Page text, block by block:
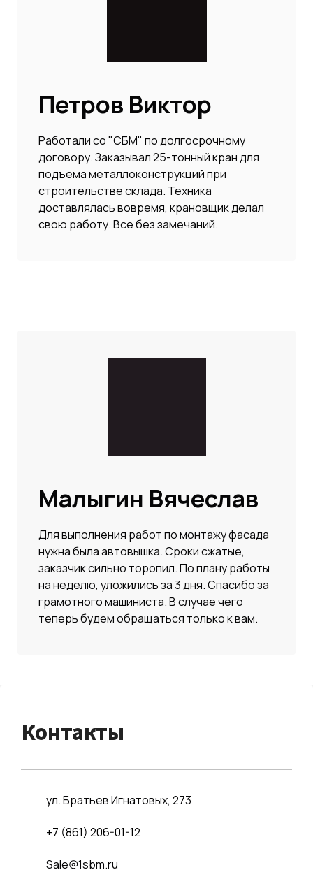
Петров Виктор
Работали со "СБМ" по долгосрочному
договору. Заказывал 25-тонный кран для
подъема металлоконструкций при
строительстве склада. Техника
доставлялась вовремя, крановщик делал
свою работу. Все без замечаний.
Малыгин Вячеслав
Для выполнения работ по монтажу фасада
нужна была автовышка. Сроки сжатые,
заказчик сильно торопил. По плану работы
на неделю, уложились за 3 дня. Спасибо за
грамотного машиниста. В случае чего
теперь будем обращаться только к вам.
Контакты
ул. Братьев Игнатовых, 273
+7 (861) 206-01-12
Sale@1sbm.ru